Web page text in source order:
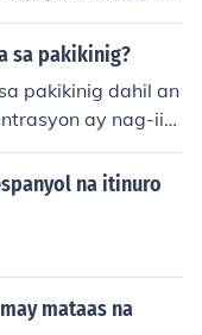
sosyal na
Sa mas malawak
o sitwasyon.
ng isang tao ay m
kanyang mga na
sa pakikinig?
pakikinig dahil an
ay nag-iib
umaga, mas sari
epektibo ang paki
ng pag
sa aktibong pa
tumanggap
na itinuro
mataas na